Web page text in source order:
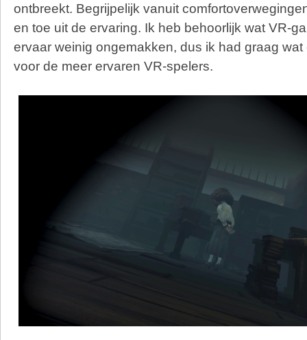
ontbreekt. Begrijpelijk vanuit
en toe uit de ervaring. Ik heb behoorlijk wat VR-
ervaar weinig ongemakken, dus ik had graag
voor de meer ervaren VR-spelers.